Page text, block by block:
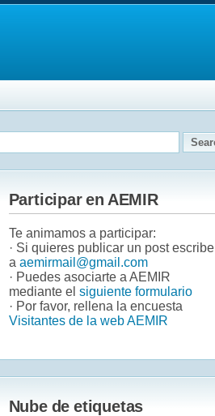
Participar en AEMIR
Te animamos a participar:
· Si quieres publicar un post escribe
a aemirmail@gmail.com
· Puedes asociarte a AEMIR
mediante el siguiente formulario
· Por favor, rellena la encuesta
Visitantes de la web AEMIR
Nube de etiquetas